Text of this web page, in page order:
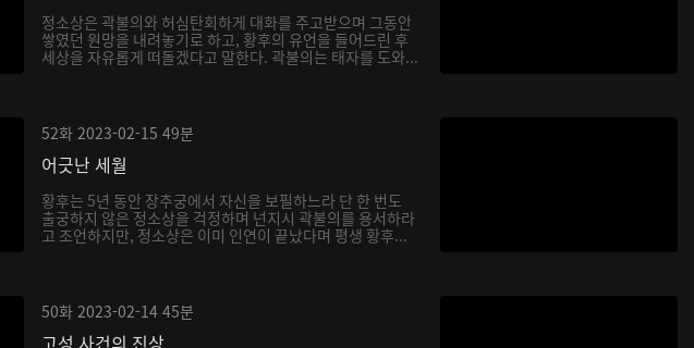
정소상은 곽불의와 허심탄회하게 대화를 주고받으며 그동안
쌓였던 원망을 내려놓기로 하고, 황후의 유언을 들어드린 후
세상을 자유롭게 떠돌겠다고 말한다. 곽불의는 태자를 도와...
52화 2023-02-15 49분
어긋난 세월
황후는 5년 동안 장추궁에서 자신을 보필하느라 단 한 번도
출궁하지 않은 정소상을 걱정하며 넌지시 곽불의를 용서하라
고 조언하지만, 정소상은 이미 인연이 끝났다며 평생 황후...
50화 2023-02-14 45분
고성 사건의 진상